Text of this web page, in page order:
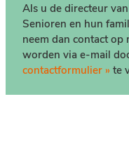
Als u de directeur
Senioren en hun
neem dan contact
worden via e-mail
contactformulier » te